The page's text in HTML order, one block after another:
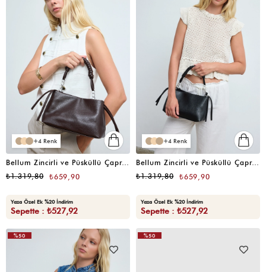
4
Bellum Zincirli ve Püsküllü Çapraz Çanta Kahve
₺659,90
₺1.319,80
Yaza Özel Ek %20 İndirim
Sepette : ₺527,92
4
Bellum Zincirli ve Püsküllü Çapraz Çanta Siyah
₺659,90
₺1.319,80
Yaza Özel Ek %20 İndirim
Sepette : ₺527,92
%50 %50